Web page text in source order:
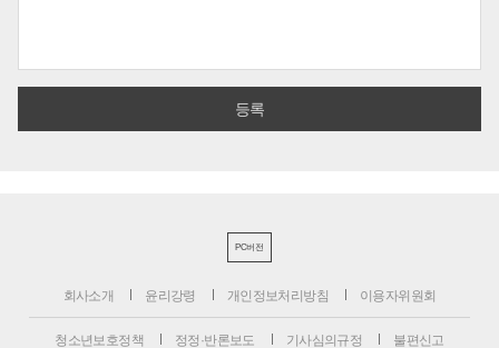
PC버전
회사소개 윤리강령 개인정보처리방침 이용자위원회
청소년보호정책 정정·반론보도 기사심의규정 불편신고